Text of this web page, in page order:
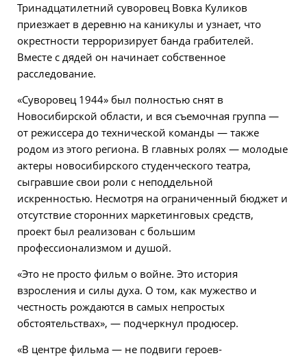
Тринадцатилетний суворовец Вовка Куликов
приезжает в деревню на каникулы и узнает, что
окрестности терроризирует банда грабителей.
Вместе с дядей он начинает собственное
расследование.
«Суворовец 1944» был полностью снят в
Новосибирской области, и вся съемочная группа —
от режиссера до технической команды — также
родом из этого региона. В главных ролях — молодые
актеры новосибирского студенческого театра,
сыгравшие свои роли с неподдельной
искренностью. Несмотря на ограниченный бюджет и
отсутствие сторонних маркетинговых средств,
проект был реализован с большим
профессионализмом и душой.
«Это не просто фильм о войне. Это история
взросления и силы духа. О том, как мужество и
честность рождаются в самых непростых
обстоятельствах», — подчеркнул продюсер.
«В центре фильма — не подвиги героев-